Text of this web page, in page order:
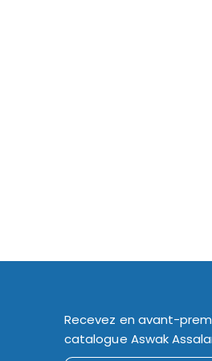
Recevez en avant-
catalogue Aswak